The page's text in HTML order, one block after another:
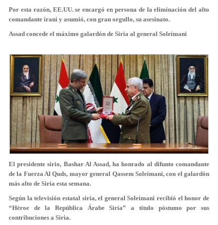
Por esta razón, EE.UU. se encargó en persona de la eliminación del alto
comandante iraní y asumió, con gran orgullo, su asesinato.
Assad concede el máximo galardón de Siria al general Soleimani
El presidente sirio, Bashar Al Assad, ha honrado al difunto comandante
de la Fuerza Al Quds, mayor general Qassem Soleimani, con el galardón
más alto de Siria esta semana.
Según la televisión estatal siria, el general Soleimani recibió el honor de
“Héroe de la República Árabe Siria” a título póstumo por sus
contribuciones a Siria.